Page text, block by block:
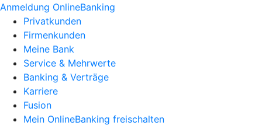
Anmeldung OnlineBanking
Privatkunden
Firmenkunden
Meine Bank
Service & Mehrwerte
Banking & Verträge
Karriere
Fusion
Mein OnlineBanking freischalten